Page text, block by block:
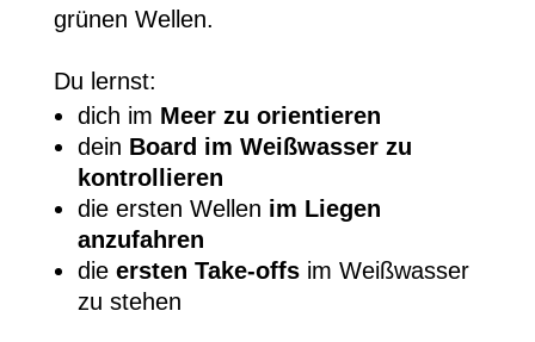
grünen Wellen.
Du lernst:
dich im Meer zu orientieren
dein Board im Weißwasser zu
kontrollieren
die ersten Wellen im Liegen
anzufahren
dieersten Take-offsim Weißwasser
zu stehen